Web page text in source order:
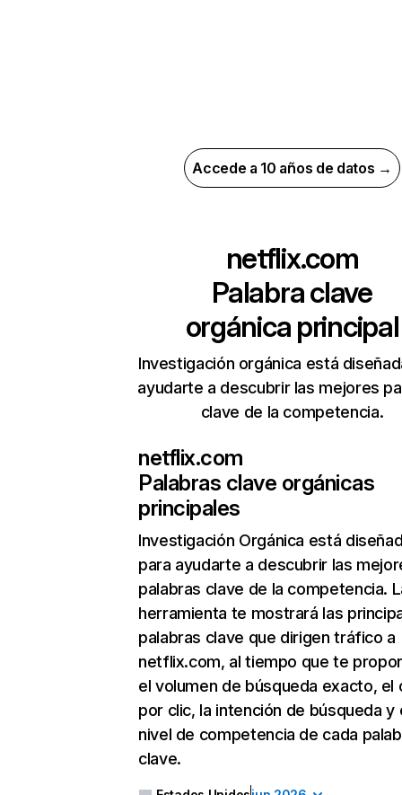
Accede a 10 años de datos →
netflix.com
Palabra clave
orgánica principal
Investigación orgánica está
ayudarte a descubrir las mejores
clave de la competencia.
netflix.com
Palabras clave orgánicas
principales
Investigación Orgánica está
para ayudarte a descubrir las
palabras clave de la competencia.
herramienta te mostrará las
palabras clave que dirigen tráfico a
netflix.com, al tiempo que te
el volumen de búsqueda exacto, el
por clic, la intención de búsqueda y
nivel de competencia de cada
clave.